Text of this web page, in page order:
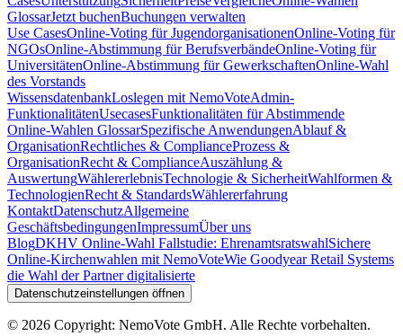
GlossarJetzt buchenBuchungen verwalten
Use CasesOnline-Voting für JugendorganisationenOnline-Voting für
NGOsOnline-Abstimmung für BerufsverbändeOnline-Voting für
UniversitätenOnline-Abstimmung für GewerkschaftenOnline-Wahl
des Vorstands
WissensdatenbankLoslegen mit NemoVoteAdmin-
FunktionalitätenUsecasesFunktionalitäten für Abstimmende
Online-Wahlen GlossarSpezifische AnwendungenAblauf &
OrganisationRechtliches & ComplianceProzess &
OrganisationRecht & ComplianceAuszählung &
AuswertungWählererlebnisTechnologie & SicherheitWahlformen &
TechnologienRecht & StandardsWählererfahrung
KontaktDatenschutzAllgemeine
GeschäftsbedingungenImpressumÜber uns
BlogDKHV Online-Wahl Fallstudie: EhrenamtsratswahlSichere
Online-Kirchenwahlen mit NemoVoteWie Goodyear Retail Systems
die Wahl der Partner digitalisierte
Datenschutzeinstellungen öffnen
© 2026 Copyright: NemoVote GmbH. Alle Rechte vorbehalten.